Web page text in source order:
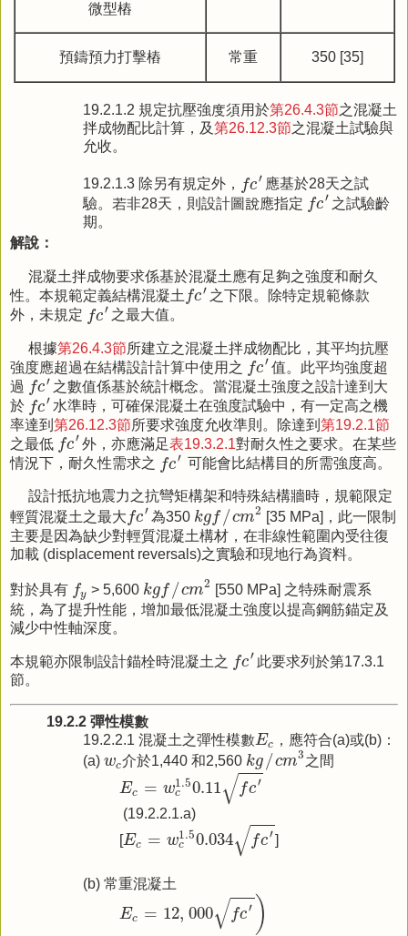
微型樁
預鑄預力打擊樁 常重 350 [35]
19.2.1.2 規定抗壓強度須用於第26.4.3節之混凝土
拌成物配比計算，及第26.12.3節之混凝土試驗與
允收。
19.2.1.3 除另有規定外， fc′
c
應基於28天之試
驗。若非28天，則設計圖說應指定 fc′
fc′ 之試驗齡
期。
解說：
混凝土拌成物要求係基於混凝土應有足夠之強度和耐久
性。本規範定義結構混凝土 fc′
fc′ 之下限。除特定規範條款
外，未規定 fc′
fc′ 之最大值。
根據第26.4.3節所建立之混凝土拌成物配比，其平均抗壓
強度應超過在結構設計計算中使用之 fc′
fc′ 值。此平均強度超
過 fc′
fc′ 之數值係基於統計概念。當混凝土強度之設計達到大
於 fc′
fc′ 水準時，可確保混凝土在強度試驗中，有一定高之機
率達到 第26.12.3節所要求強度允收準則。除達到 第19.2.1節
之最低 fc′
fc′ 外，亦應滿足表19.3.2.1對耐久性之要求。在某些
情況下，耐久性需求之 fc′
fc′ 可能會比結構目的所需強度高。
設計抵抗地震力之抗彎矩構架和特殊結構牆時，規範限定
輕質混凝土之最大 fc′
fc′ 為350 kgf /cm2
kgf/cm2
[35 MPa]，此一限制
主要是因為缺少對輕質混凝土構材，在非線性範圍內受往復
加載 (displacement reversals)之實驗和現地行為資料。
對於具有 fy
y > 5,600 kgf /cm2
k f/ c 2
[550 MPa] 之特殊耐震系
統，為了提升性能，增加最低混凝土強度以提高鋼筋錨定及
減少中性軸深度。
本規範亦限制設計錨栓時混凝土之 fc′
c
此要求列於第17.3.1
節。
19.2.2 彈性模數
19.2.2.1 混凝土之彈性模數Ec
Ec
，應符合(a)或(b)：
(a) wc
w c介於1,440 和2,560 kg /cm3
kg/c m3
之間
Ec = w1.5
c 0.11√fc′
Ec=w c 1.50.11fc′
(19.2.2.1.a)
[Ec = w1.5
c 0.034√fc′
Ec=wc1.5 fc′
]
(b) 常重混凝土
Ec = 12, 000√fc′ )
Ec=12,000